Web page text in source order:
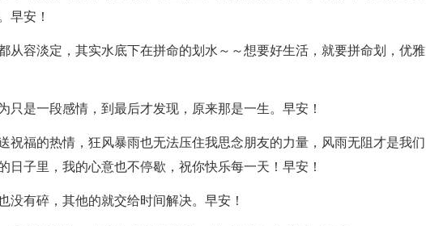
早安！
从容淡定，其实水底下在拼命的划水～～想要好生活，就要拼命划，优雅
只是一段感情，到最后才发现，原来那是一生。早安！
祝福的热情，狂风暴雨也无法压住我思念朋友的力量，风雨无阻才是我们
日子里，我的心意也不停歇，祝你快乐每一天！早安！
没有碎，其他的就交给时间解决。早安！